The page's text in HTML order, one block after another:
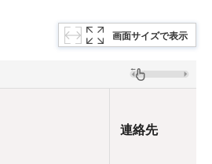
画面サイズで表示
連絡先